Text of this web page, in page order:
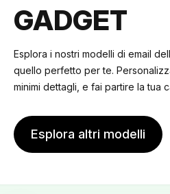
GADGET
Esplora i nostri modelli di email
quello perfetto per te.
minimi dettagli, e fai partire la tua
Esplora altri modelli